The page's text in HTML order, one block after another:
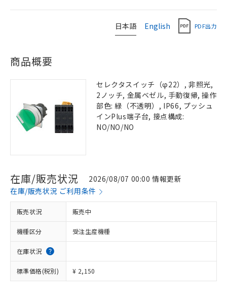
日本語 English PDF出力
商品概要
セレクタスイッチ（φ22）, 非照光,
2ノッチ, 金属ベゼル, 手動復帰, 操作
部色: 緑（不透明）, IP66, プッシュ
インPlus端子台, 接点構成:
NO/NO/NO
在庫/販売状況
2026/08/07 00:00 情報更新
在庫/販売状況 ご利用条件
販売状況 販売中
機種区分 受注生産機種
在庫状況
標準価格(税別) ¥ 2,150